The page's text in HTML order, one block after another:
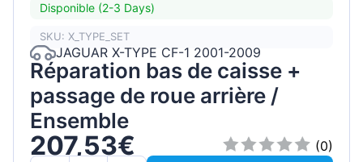
Disponible (2-3 Days)
SKU: X_TYPE_SET
JAGUAR X-TYPE CF-1 2001-2009
Réparation bas de caisse +
passage de roue arrière /
Ensemble
207,53€
(0)